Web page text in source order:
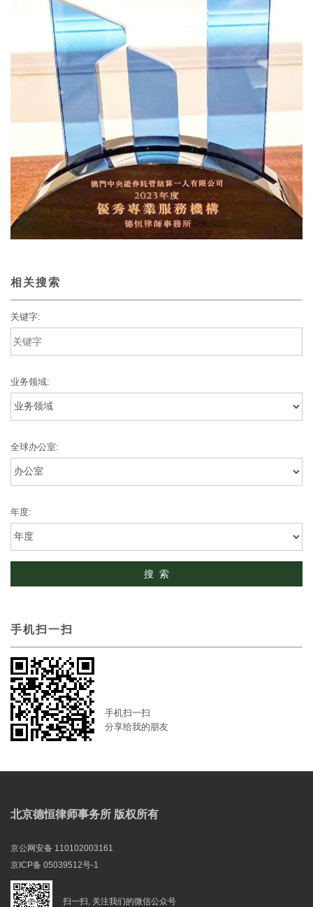
相关搜索
关键字:
业务领域:
全球办公室:
年度:
手机扫一扫
手机扫一扫
分享给我的朋友
北京德恒律师事务所 版权所有
京公网安备 110102003161
京ICP备 05039512号-1
扫一扫, 关注我们的微信公众号